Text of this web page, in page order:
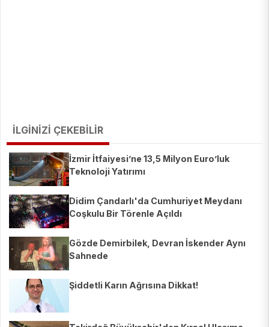
İLGİNİZİ ÇEKEBİLİR
İzmir İtfaiyesi’ne 13,5 Milyon Euro’luk
Teknoloji Yatırımı
Didim Çandarlı'da Cumhuriyet Meydanı
Coşkulu Bir Törenle Açıldı
Gözde Demirbilek, Devran İskender Aynı
Sahnede
Şiddetli Karın Ağrısına Dikkat!